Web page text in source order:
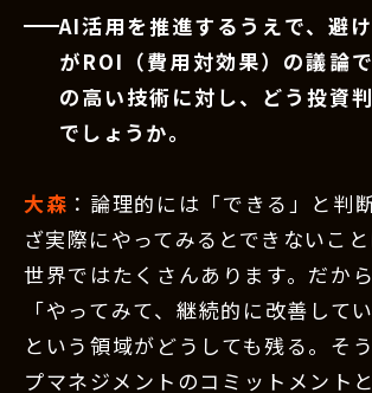
AI活用を推進するうえで、避
がROI（費用対効果）の議論
の高い技術に対し、どう投資
でしょうか。
大森 ：論理的には「できる」と判
ざ実際にやってみるとできないこ
世界ではたくさんあります。だか
「やってみて、継続的に改善して
という領域がどうしても残る。そ
プマネジメントのコミットメント